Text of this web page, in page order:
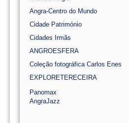
Angra-Centro do Mundo
Cidade Património
Cidades Irmãs
ANGROESFERA
Coleção fotográfica Carlos Enes
EXPLORETERECEIRA
Panomax
AngraJazz